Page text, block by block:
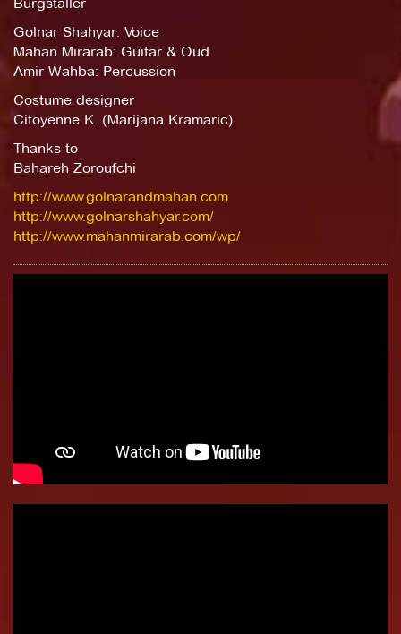
Golnar Shahyar: Voice
Mahan Mirarab: Guitar & Oud
Amir Wahba: Percussion
Costume designer
Citoyenne K. (Marijana Kramaric)
Thanks to
Bahareh Zoroufchi
http://www.golnarandmahan.com
http://www.golnarshahyar.com/
http://www.mahanmirarab.com/wp/